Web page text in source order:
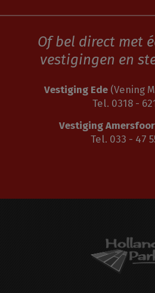
Of bel direct met
vestigingen en
Vestiging Ede (Vening
Tel. 0318 -
Vestiging
Tel. 033 - 47